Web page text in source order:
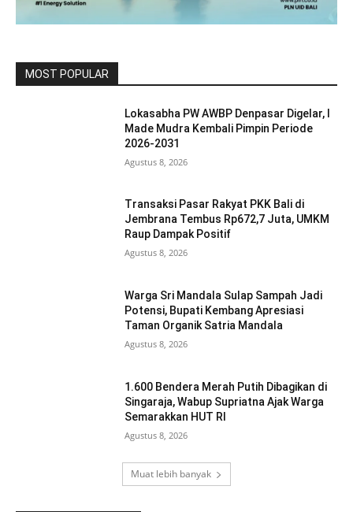
MOST POPULAR
Lokasabha PW AWBP Denpasar Digelar, I
Made Mudra Kembali Pimpin Periode
2026-2031
Agustus 8, 2026
Transaksi Pasar Rakyat PKK Bali di
Jembrana Tembus Rp672,7 Juta, UMKM
Raup Dampak Positif
Agustus 8, 2026
Warga Sri Mandala Sulap Sampah Jadi
Potensi, Bupati Kembang Apresiasi
Taman Organik Satria Mandala
Agustus 8, 2026
1.600 Bendera Merah Putih Dibagikan di
Singaraja, Wabup Supriatna Ajak Warga
Semarakkan HUT RI
Agustus 8, 2026
Muat lebih banyak